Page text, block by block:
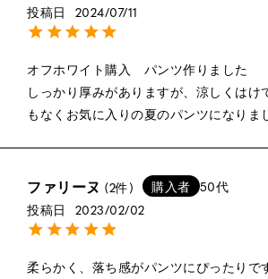
投稿日
2024/07/11
オフホワイト購入　パンツ作りました
しっかり厚みがありますが、涼しくはけ
もなくお気に入りの夏のパンツになりま
ファリーヌ 2 購入者 50代
投稿日
2023/02/02
柔らかく、落ち感がパンツにぴったりで